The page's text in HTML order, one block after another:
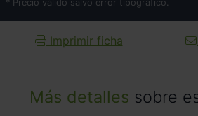
Más detalles sobre
* Precio válido salvo error tipográfico.
Imprimir ficha